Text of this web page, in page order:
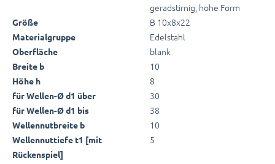
geradstirnig, hohe Form
Größe B 10x8x22
Materialgruppe Edelstahl
Oberfläche blank
Breite b 10
Höhe h 8
für Wellen-Ø d1 über 30
für Wellen-Ø d1 bis 38
Wellennutbreite b 10
Wellennuttiefe t1 [mit
Rückenspiel]
5